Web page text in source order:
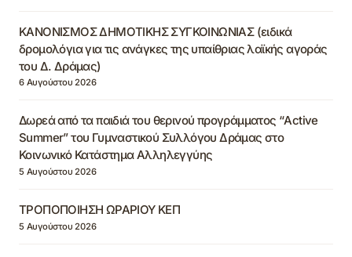
ΚΑΝΟΝΙΣΜΟΣ ΔΗΜΟΤΙΚΗΣ ΣΥΓΚΟΙΝΩΝΙΑΣ (ειδικά
δρομολόγια για τις ανάγκες της υπαίθριας λαϊκής αγοράς
του Δ. Δράμας)
6 Αυγούστου 2026
Δωρεά από τα παιδιά του θερινού προγράμματος “Active
Summer” του Γυμναστικού Συλλόγου Δράμας στο
Κοινωνικό Κατάστημα Αλληλεγγύης
5 Αυγούστου 2026
ΤΡΟΠΟΠΟΙΗΣΗ ΩΡΑΡΙΟΥ ΚΕΠ
5 Αυγούστου 2026